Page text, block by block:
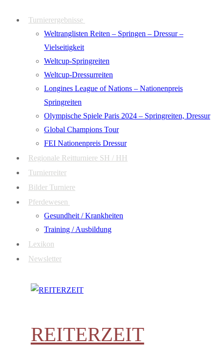
Turnierergebnisse
Weltranglisten Reiten – Springen – Dressur –
Vielseitigkeit
Weltcup-Springreiten
Weltcup-Dressurreiten
Longines League of Nations – Nationenpreis
Springreiten
Olympische Spiele Paris 2024 – Springreiten, Dressur
Global Champions Tour
FEI Nationenpreis Dressur
Regionale Reitturniere SH / HH
Turnierreiter
Bilder Turniere
Pferdewesen
Gesundheit / Krankheiten
Training / Ausbildung
Lexikon
Newsletter
REITERZEIT